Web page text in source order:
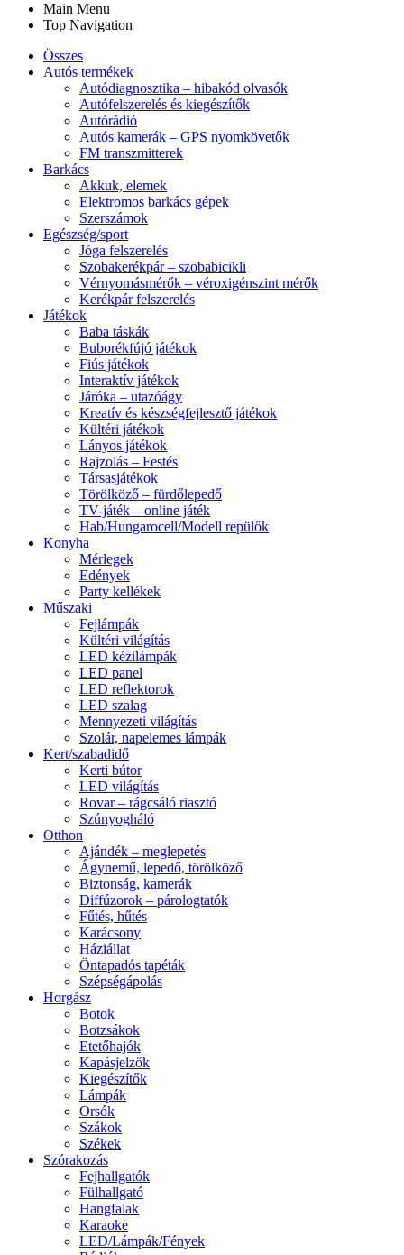
Main Menu
Top Navigation
Összes
Autós termékek
Autódiagnosztika – hibakód olvasók
Autófelszerelés és kiegészítők
Autórádió
Autós kamerák – GPS nyomkövetők
FM transzmitterek
Barkács
Akkuk, elemek
Elektromos barkács gépek
Szerszámok
Egészség/sport
Jóga felszerelés
Szobakerékpár – szobabicikli
Vérnyomásmérők – véroxigénszint mérők
Kerékpár felszerelés
Játékok
Baba táskák
Buborékfújó játékok
Fiús játékok
Interaktív játékok
Járóka – utazóágy
Kreatív és készségfejlesztő játékok
Kültéri játékok
Lányos játékok
Rajzolás – Festés
Társasjátékok
Törölköző – fürdőlepedő
TV-játék – online játék
Hab/Hungarocell/Modell repülők
Konyha
Mérlegek
Edények
Party kellékek
Műszaki
Fejlámpák
Kültéri világítás
LED kézilámpák
LED panel
LED reflektorok
LED szalag
Mennyezeti világítás
Szolár, napelemes lámpák
Kert/szabadidő
Kerti bútor
LED világítás
Rovar – rágcsáló riasztó
Szúnyogháló
Otthon
Ajándék – meglepetés
Ágynemű, lepedő, törölköző
Biztonság, kamerák
Diffúzorok – párologtatók
Fűtés, hűtés
Karácsony
Háziállat
Öntapadós tapéták
Szépségápolás
Horgász
Botok
Botzsákok
Etetőhajók
Kapásjelzők
Kiegészítők
Lámpák
Orsók
Szákok
Székek
Szórakozás
Fejhallgatók
Fülhallgató
Hangfalak
Karaoke
LED/Lámpák/Fények